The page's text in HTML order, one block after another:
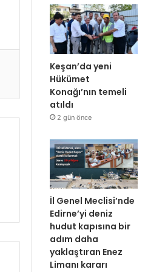
Keşan’da yeni
Hükümet
Konağı’nın temeli
atıldı
2 gün önce
İl Genel Meclisi’nde
Edirne’yi deniz
hudut kapısına bir
adım daha
yaklaştıran Enez
Limanı kararı